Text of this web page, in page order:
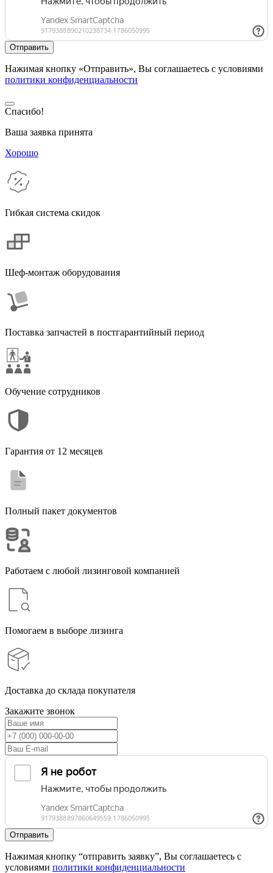
Нажимая кнопку «Отправить», Вы соглашаетесь с условиями
политики конфиденциальности
Спасибо!
Ваша заявка принята
Хорошо
Гибкая система скидок
Шеф-монтаж оборудования
Поставка запчастей в постгарантийный период
Обучение сотрудников
Гарантия от 12 месяцев
Полный пакет документов
Работаем с любой лизинговой компанией
Помогаем в выборе лизинга
Доставка до склада покупателя
Закажите звонок
Нажимая кнопку “отправить заявку”, Вы соглашаетесь с
условиями политики конфиденциальности